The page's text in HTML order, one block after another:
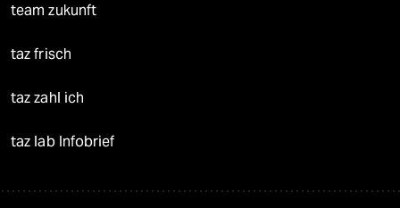
team zukunft
taz frisch
taz zahl ich
taz lab Infobrief